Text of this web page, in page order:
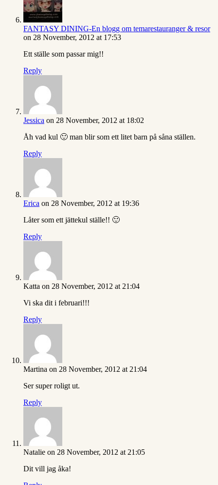
FANTASY DINING-En blogg om temarestauranger & resor
on 28 November, 2012 at 17:53
Ett ställe som passar mig!!
Reply
Jessica on 28 November, 2012 at 18:02
Åh vad kul 🙂 man blir som ett litet barn på såna ställen.
Reply
Erica on 28 November, 2012 at 19:36
Låter som ett jättekul ställe!! 🙂
Reply
Katta on 28 November, 2012 at 21:04
Vi ska dit i februari!!!
Reply
Martina on 28 November, 2012 at 21:04
Ser super roligt ut.
Reply
Natalie on 28 November, 2012 at 21:05
Dit vill jag åka!